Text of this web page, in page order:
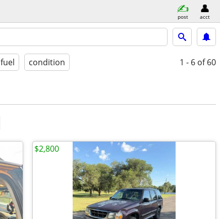
post acct
fuel condition 1 - 6 of 60
$2,800